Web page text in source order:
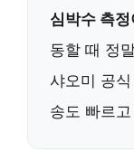
심박수 측
동할 때 정
샤오미 공
송도 빠르